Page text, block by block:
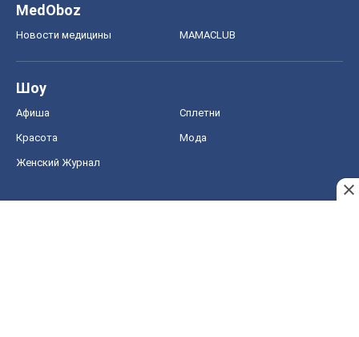
MedOboz
Новости медицины MAMACLUB
Шоу
Афиша Сплетни
Красота Мода
Женский Журнал